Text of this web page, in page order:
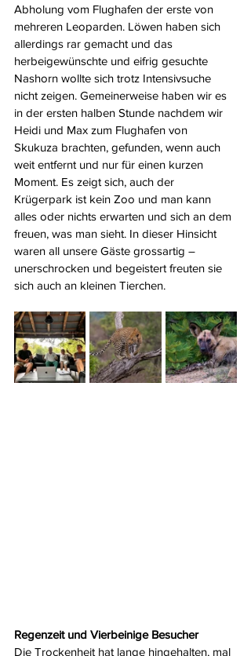
Abholung vom Flughafen der erste von
mehreren Leoparden. Löwen haben sich
allerdings rar gemacht und das
herbeigewünschte und eifrig gesuchte
Nashorn wollte sich trotz Intensivsuche
nicht zeigen. Gemeinerweise haben wir es
in der ersten halben Stunde nachdem wir
Heidi und Max zum Flughafen von
Skukuza brachten, gefunden, wenn auch
weit entfernt und nur für einen kurzen
Moment. Es zeigt sich, auch der
Krügerpark ist kein Zoo und man kann
alles oder nichts erwarten und sich an dem
freuen, was man sieht. In dieser Hinsicht
waren all unsere Gäste grossartig –
unerschrocken und begeistert freuten sie
sich auch an kleinen Tierchen.
Regenzeit und Vierbeinige Besucher
Die Trockenheit hat lange hingehalten, mal